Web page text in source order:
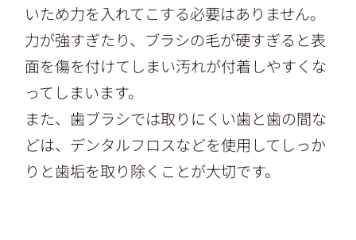
いため力を入れてこする必要はありません。
力が強すぎたり、ブラシの毛が硬すぎると表
面を傷を付けてしまい汚れが付着しやすくな
ってしまいます。
また、歯ブラシでは取りにくい歯と歯の間な
どは、デンタルフロスなどを使用してしっか
りと歯垢を取り除くことが大切です。